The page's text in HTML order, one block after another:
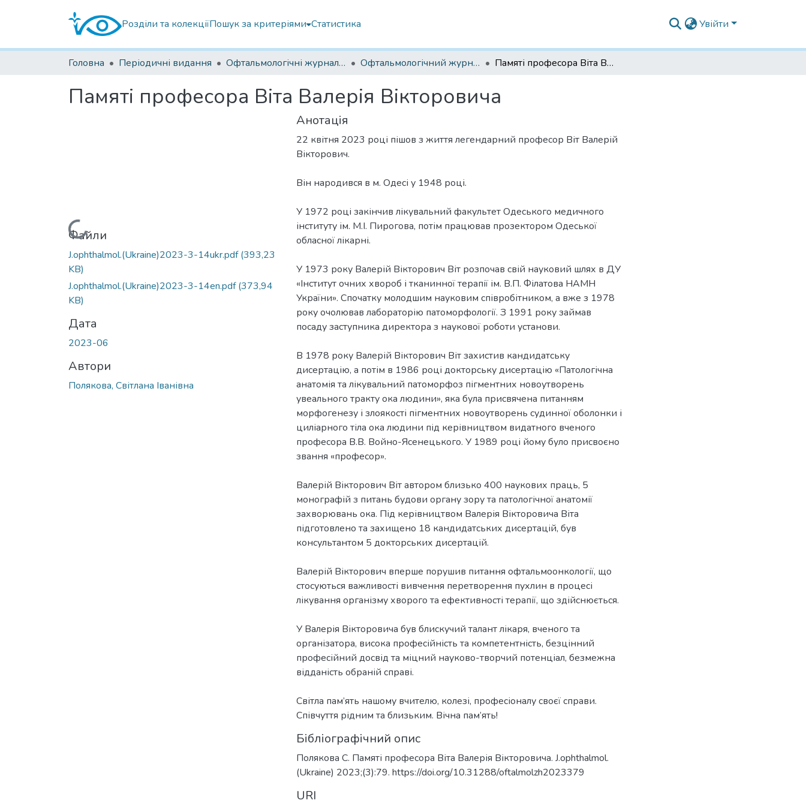
Розділи та колекціїПошук за критеріями Статистика Увійти
Головна Періодичні видання Офтальмологічні журнали українські Офтальмологічний журнал 2023 Памяті професора Віта Валерія Вікторовича
Памяті професора Віта Валерія Вікторовича
Вантажиться...
Файли
J.ophthalmol.(Ukraine)2023-3-14ukr.pdf(393,23
KB)
J.ophthalmol.(Ukraine)2023-3-14en.pdf(373,94
KB)
Дата
2023-06
Автори
Полякова, Світлана Іванівна
Анотація
22 квітня 2023 році пішов з життя легендарний професор Віт Валерій
Вікторович.
Він народився в м. Одесі у 1948 році.
У 1972 році закінчив лікувальний факультет Одеського медичного
інституту ім. М.І. Пирогова, потім працював прозектором Одеської
обласної лікарні.
У 1973 року Валерій Вікторович Віт розпочав свій науковий шлях в ДУ
«Інститут очних хвороб і тканинної терапії ім. В.П. Філатова НАМН
України». Спочатку молодшим науковим співробітником, а вже з 1978
року очолював лабораторію патоморфології. З 1991 року займав
посаду заступника директора з наукової роботи установи.
В 1978 року Валерій Вікторович Віт захистив кандидатську
дисертацію, а потім в 1986 році докторську дисертацію «Патологічна
анатомія та лікувальний патоморфоз пігментних новоутворень
увеального тракту ока людини», яка була присвячена питанням
морфогенезу і злоякості пігментних новоутворень судинної оболонки і
циліарного тіла ока людини під керівництвом видатного вченого
професора В.В. Войно-Ясенецького. У 1989 році йому було присвоєно
звання «професор».
Валерій Вікторович Віт автором близько 400 наукових праць, 5
монографій з питань будови органу зору та патологічної анатомії
захворювань ока. Під керівництвом Валерія Вікторовича Віта
підготовлено та захищено 18 кандидатських дисертацій, був
консультантом 5 докторських дисертацій.
Валерій Вікторович вперше порушив питання офтальмоонкології, що
стосуються важливості вивчення перетворення пухлин в процесі
лікування організму хворого та ефективності терапії, що здійснюється.
У Валерія Вікторовича був блискучий талант лікаря, вченого та
організатора, висока професійність та компетентність, безцінний
професійний досвід та міцний науково-творчий потенціал, безмежна
відданість обраній справі.
Світла пам’ять нашому вчителю, колезі, професіоналу своєї справи.
Співчуття рідним та близьким. Вічна пам’ять!
Бібліографічний опис
Полякова С. Памяті професора Віта Валерія Вікторовича. J.ophthalmol.
(Ukraine) 2023;(3):79. https://doi.org/10.31288/oftalmolzh2023379
URI